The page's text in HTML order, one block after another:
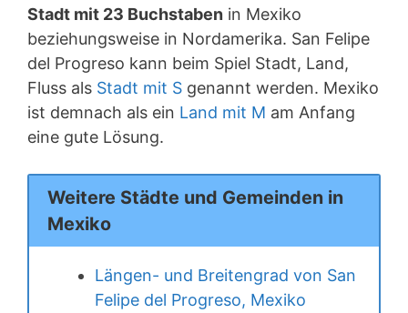
Stadt mit 23 Buchstaben in Mexiko
beziehungsweise in Nordamerika. San Felipe
del Progreso kann beim Spiel Stadt, Land,
Fluss als Stadt mit S genannt werden. Mexiko
ist demnach als ein Land mit M am Anfang
eine gute Lösung.
Weitere Städte und Gemeinden in
Mexiko
Längen- und Breitengrad von San
Felipe del Progreso, Mexiko